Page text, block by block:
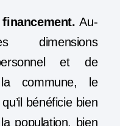
Au-
et de
commune, le
bénéficie bien
population, bien